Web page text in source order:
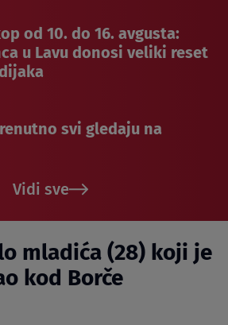
od 10. do 16. avgusta:
u Lavu donosi veliki reset
svi gledaju na
Vidi sve
mladića (28) koji je
kod Borče